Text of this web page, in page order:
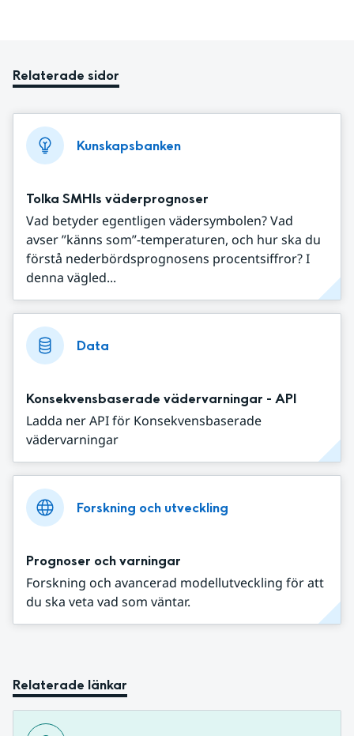
Relaterade sidor
Kunskapsbanken
Tolka SMHIs väderprognoser
Vad betyder egentligen vädersymbolen? Vad
avser ”känns som”-temperaturen, och hur ska du
förstå nederbördsprognosens procentsiffror? I
denna vägled...
Data
Konsekvensbaserade vädervarningar - API
Ladda ner API för Konsekvensbaserade
vädervarningar
Forskning och utveckling
Prognoser och varningar
Forskning och avancerad modellutveckling för att
du ska veta vad som väntar.
Relaterade länkar